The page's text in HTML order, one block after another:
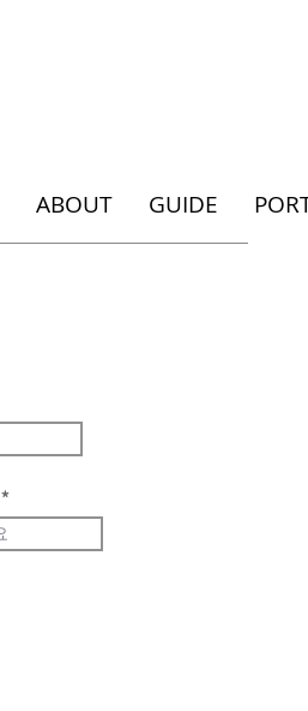
ABOUT GUIDE